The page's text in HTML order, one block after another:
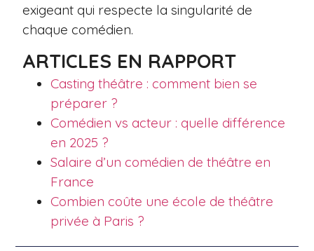
exigeant qui respecte la singularité de
chaque comédien.
ARTICLES EN RAPPORT
Casting théâtre : comment bien se
préparer ?
Comédien vs acteur : quelle différence
en 2025 ?
Salaire d’un comédien de théâtre en
France
Combien coûte une école de théâtre
privée à Paris ?